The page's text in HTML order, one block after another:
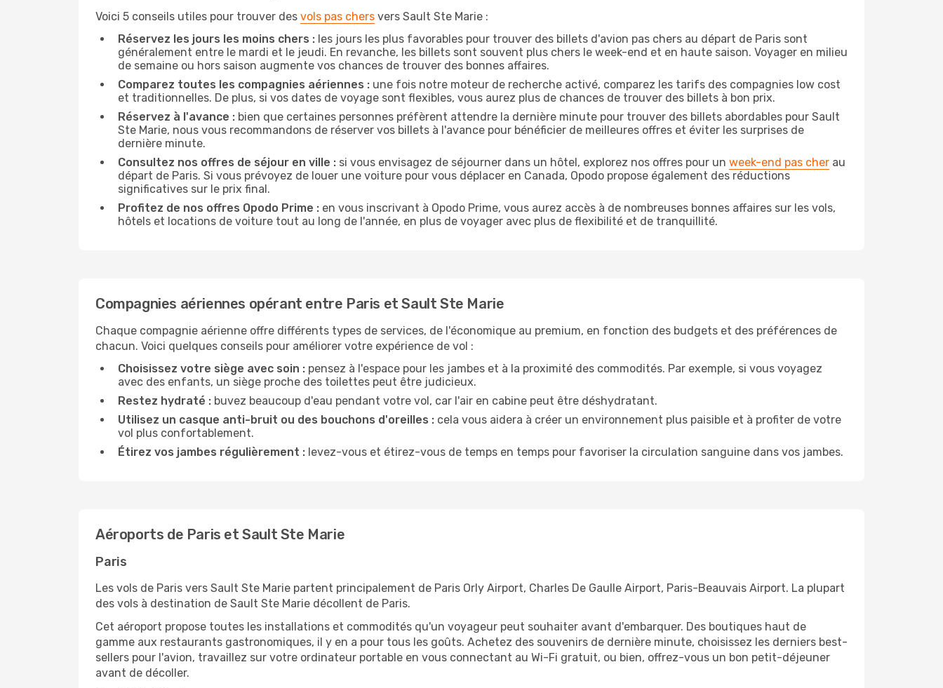
Voici 5 conseils utiles pour trouver des vols pas chers vers Sault Ste Marie :
Réservez les jours les moins chers : les jours les plus favorables pour trouver des billets d'avion pas chers au départ de Paris sont
généralement entre le mardi et le jeudi. En revanche, les billets sont souvent plus chers le week-end et en haute saison. Voyager en milieu
de semaine ou hors saison augmente vos chances de trouver des bonnes affaires.
Comparez toutes les compagnies aériennes : une fois notre moteur de recherche activé, comparez les tarifs des compagnies low cost
et traditionnelles. De plus, si vos dates de voyage sont flexibles, vous aurez plus de chances de trouver des billets à bon prix.
Réservez à l'avance : bien que certaines personnes préfèrent attendre la dernière minute pour trouver des billets abordables pour Sault
Ste Marie, nous vous recommandons de réserver vos billets à l'avance pour bénéficier de meilleures offres et éviter les surprises de
dernière minute.
Consultez nos offres de séjour en ville : si vous envisagez de séjourner dans un hôtel, explorez nos offres pour un week-end pas cher au
départ de Paris. Si vous prévoyez de louer une voiture pour vous déplacer en Canada, Opodo propose également des réductions
significatives sur le prix final.
Profitez de nos offres Opodo Prime : en vous inscrivant à Opodo Prime, vous aurez accès à de nombreuses bonnes affaires sur les vols,
hôtels et locations de voiture tout au long de l'année, en plus de voyager avec plus de flexibilité et de tranquillité.
Compagnies aériennes opérant entre Paris et Sault Ste Marie
Chaque compagnie aérienne offre différents types de services, de l'économique au premium, en fonction des budgets et des préférences de
chacun. Voici quelques conseils pour améliorer votre expérience de vol :
Choisissez votre siège avec soin : pensez à l'espace pour les jambes et à la proximité des commodités. Par exemple, si vous voyagez
avec des enfants, un siège proche des toilettes peut être judicieux.
Restez hydraté : buvez beaucoup d'eau pendant votre vol, car l'air en cabine peut être déshydratant.
Utilisez un casque anti-bruit ou des bouchons d'oreilles : cela vous aidera à créer un environnement plus paisible et à profiter de votre
vol plus confortablement.
Étirez vos jambes régulièrement : levez-vous et étirez-vous de temps en temps pour favoriser la circulation sanguine dans vos jambes.
Aéroports de Paris et Sault Ste Marie
Paris
Les vols de Paris vers Sault Ste Marie partent principalement de Paris Orly Airport, Charles De Gaulle Airport, Paris-Beauvais Airport. La plupart
des vols à destination de Sault Ste Marie décollent de Paris.
Cet aéroport propose toutes les installations et commodités qu'un voyageur peut souhaiter avant d'embarquer. Des boutiques haut de
gamme aux restaurants gastronomiques, il y en a pour tous les goûts. Achetez des souvenirs de dernière minute, choisissez les derniers best-
sellers pour l'avion, travaillez sur votre ordinateur portable en vous connectant au Wi-Fi gratuit, ou bien, offrez-vous un bon petit-déjeuner
avant de décoller.